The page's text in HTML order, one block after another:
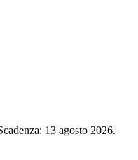
13 agosto 2026.